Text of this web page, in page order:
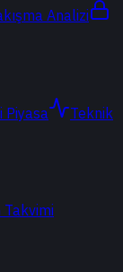
Analizi
Piyasa
Teknik
Takvimi